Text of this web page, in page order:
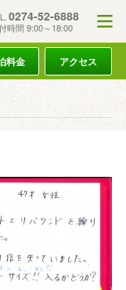
0274-52-6888
時間 9:00～18:00
料金 アクセス